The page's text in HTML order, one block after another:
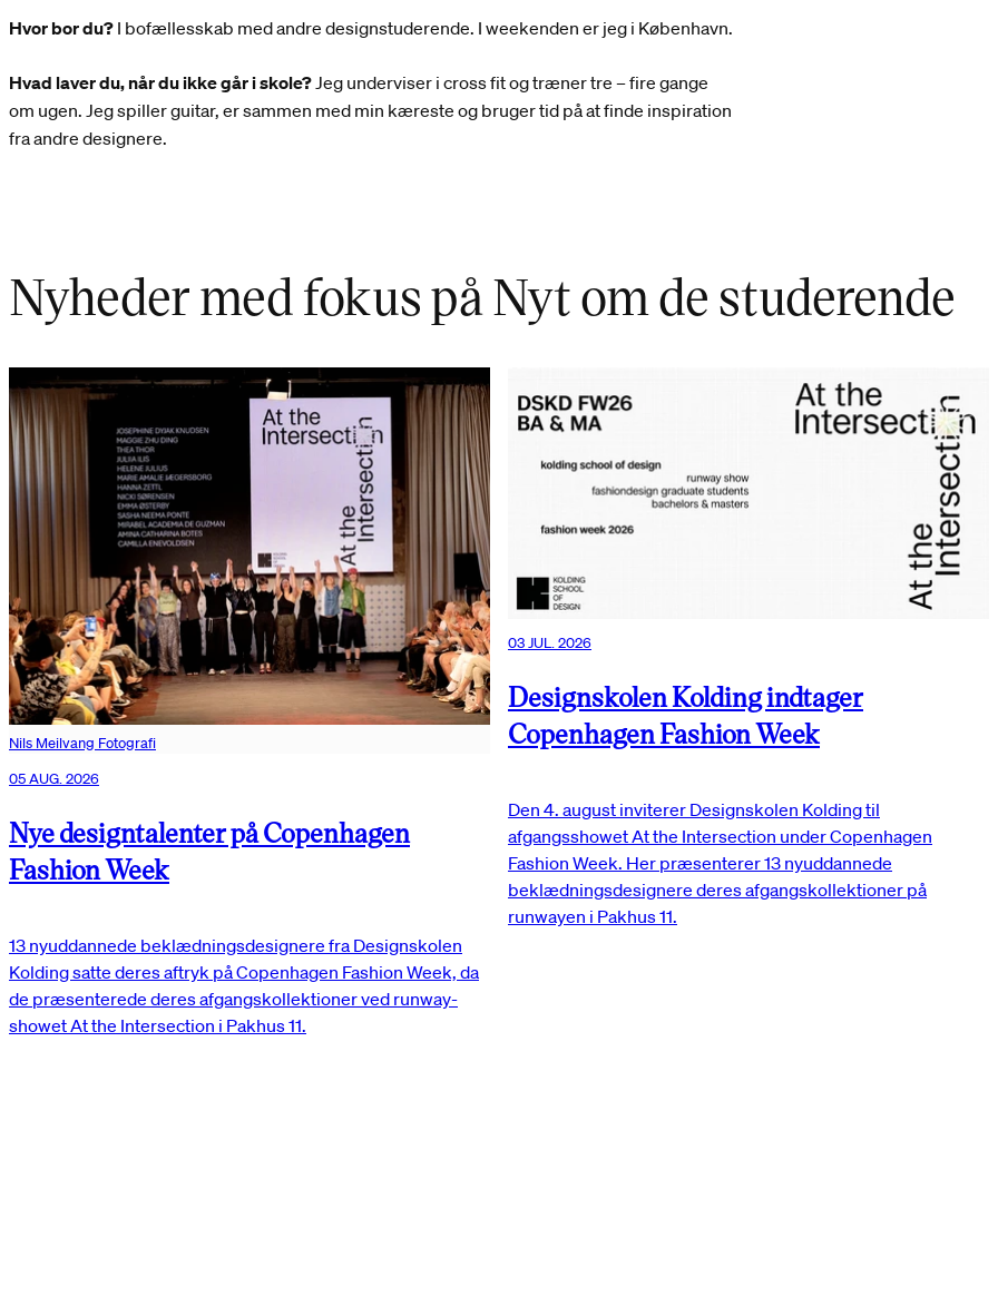
Hvor bor du? I bofællesskab med andre designstuderende. I weekenden er jeg i København.
Hvad laver du, når du ikke går i skole? Jeg underviser i cross fit og træner tre – fire gange
om ugen. Jeg spiller guitar, er sammen med min kæreste og bruger tid på at finde inspiration
fra andre designere.
Nyheder med fokus på Nyt om de studerende
Nils Meilvang Fotografi
05 AUG. 2026
Nye designtalenter på Copenhagen
Fashion Week
13 nyuddannede beklædningsdesignere fra Designskolen
Kolding satte deres aftryk på Copenhagen Fashion Week, da
de præsenterede deres afgangskollektioner ved runway-
showet At the Intersection i Pakhus 11.
03 JUL. 2026
Designskolen Kolding indtager
Copenhagen Fashion Week
Den 4. august inviterer Designskolen Kolding til
afgangsshowet At the Intersection under Copenhagen
Fashion Week. Her præsenterer 13 nyuddannede
beklædningsdesignere deres afgangskollektioner på
runwayen i Pakhus 11.